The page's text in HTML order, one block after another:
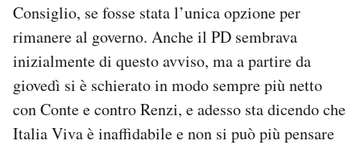
Consiglio, se fosse stata l’unica opzione per
rimanere al governo. Anche il PD sembrava
inizialmente di questo avviso, ma a partire da
giovedì si è schierato in modo sempre più netto
con Conte e contro Renzi, e adesso sta dicendo che
Italia Viva è inaffidabile e non si può più pensare